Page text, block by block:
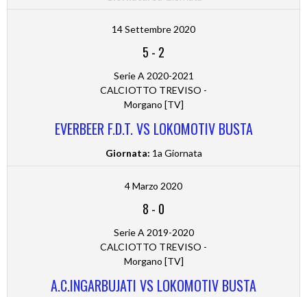
14 Settembre 2020
5 - 2
Serie A 2020-2021
CALCIOTTO TREVISO -
Morgano [TV]
EVERBEER F.D.T. VS LOKOMOTIV BUSTA
Giornata: 1a Giornata
4 Marzo 2020
8 - 0
Serie A 2019-2020
CALCIOTTO TREVISO -
Morgano [TV]
A.C.INGARBUJATI VS LOKOMOTIV BUSTA